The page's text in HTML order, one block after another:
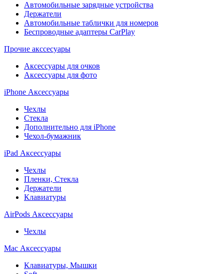
Автомобильные зарядные устройства
Держатели
Автомобильные таблички для номеров
Беспроводные адаптеры CarPlay
Прочие акссесуары
Аксессуары для очков
Аксессуары для фото
iPhone Аксессуары
Чехлы
Стекла
Дополнительно для iPhone
Чехол-бумажник
iPad Аксессуары
Чехлы
Пленки, Стекла
Держатели
Клавиатуры
AirPods Аксессуары
Чехлы
Mac Аксессуары
Клавиатуры, Мышки